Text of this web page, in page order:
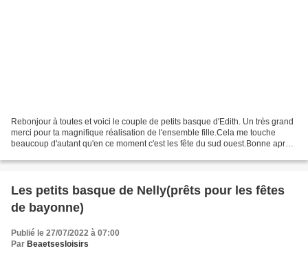
Rebonjour à toutes et voici le couple de petits basque d'Edith. Un très grand
merci pour ta magnifique réalisation de l'ensemble fille.Cela me touche
beaucoup d'autant qu'en ce moment c'est les fête du sud ouest.Bonne après-
Les petits basque de Nelly(prêts pour les fêtes
de bayonne)
Publié le 27/07/2022 à 07:00
Par Beaetsesloisirs